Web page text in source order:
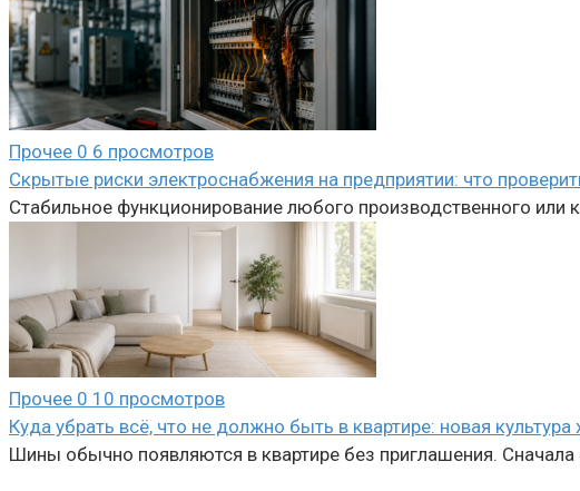
Прочее 0 6 просмотров
Скрытые риски электроснабжения на предприятии: что
Стабильное функционирование любого производственного или
Прочее 0 10 просмотров
Куда убрать всё, что не должно быть в квартире: новая
Шины обычно появляются в квартире без приглашения.